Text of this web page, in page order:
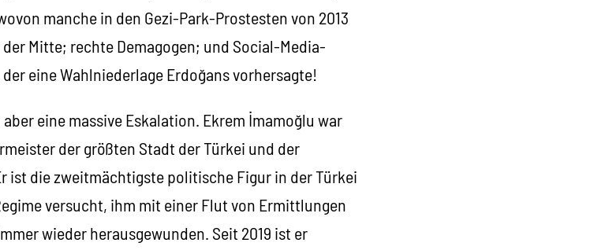
manche in den Gezi-Park-Prostesten von 2013
Mitte; rechte Demagogen; und Social-Media-
eine Wahlniederlage Erdoğans vorhersagte!
eine massive Eskalation. Ekrem İmamoğlu war
der größten Stadt der Türkei und der
die zweitmächtigste politische Figur in der Türkei
versucht, ihm mit einer Flut von Ermittlungen
wieder herausgewunden. Seit 2019 ist er